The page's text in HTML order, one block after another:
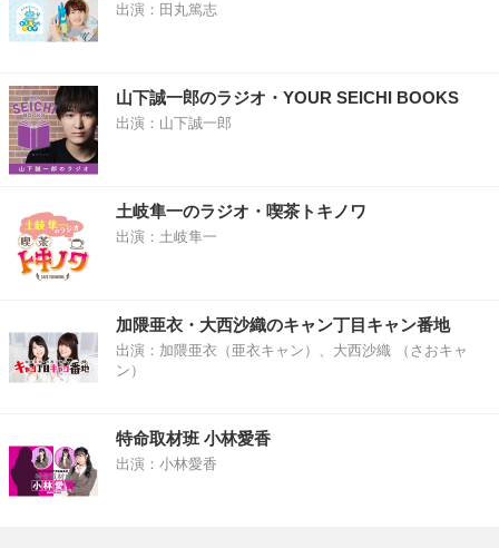
出演：田丸篤志
山下誠一郎のラジオ・YOUR SEICHI BOOKS
出演：山下誠一郎
土岐隼一のラジオ・喫茶トキノワ
出演：土岐隼一
加隈亜衣・大西沙織のキャン丁目キャン番地
出演：加隈亜衣（亜衣キャン）、大西沙織 （さおキャ
ン）
特命取材班 小林愛香
出演：小林愛香